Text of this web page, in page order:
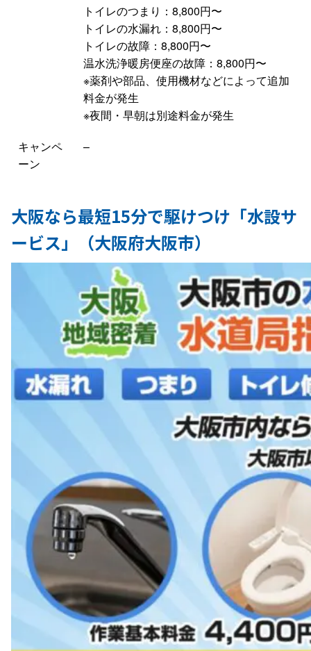
トイレのつまり：8,800円〜
トイレの水漏れ：8,800円〜
トイレの故障：8,800円〜
温水洗浄暖房便座の故障：8,800円〜
※薬剤や部品、使用機材などによって追加
料金が発生
※夜間・早朝は別途料金が発生
キャンペ
ーン
–
大阪なら最短15分で駆けつけ「水設サ
ービス」（大阪府大阪市）